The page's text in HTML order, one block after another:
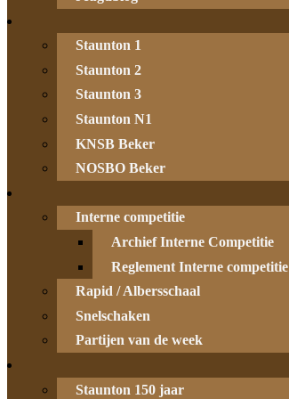
Staunton 1
Staunton 2
Staunton 3
Staunton N1
KNSB Beker
NOSBO Beker
Interne competitie
Archief Interne Competitie
Reglement Interne competitie
Rapid / Albersschaal
Snelschaken
Partijen van de week
Staunton 150 jaar